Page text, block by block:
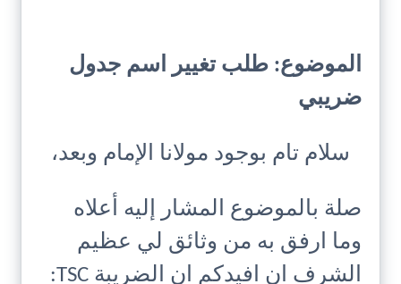
الموضوع: طلب تغيير اسم جدول
ضريبي
سلام تام بوجود مولانا الإمام وبعد،
صلة بالموضوع المشار إليه أعلاه
وما ارفق به من وثائق لي عظيم
الشرف ان افيدكم ان الضريبة TSC: